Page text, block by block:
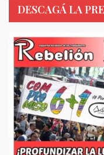
DESCAGÁ LA